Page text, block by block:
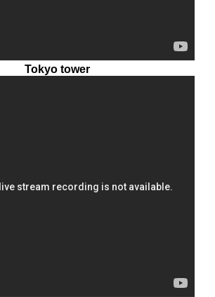
Tokyo tower